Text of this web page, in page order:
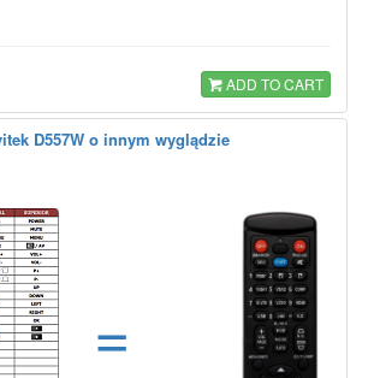
ADD TO CART
D557W o innym wyglądzie
=